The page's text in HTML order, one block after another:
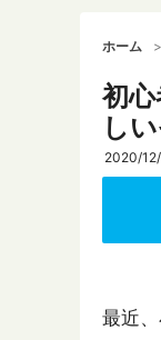
ホーム
初
し
2020/
最近